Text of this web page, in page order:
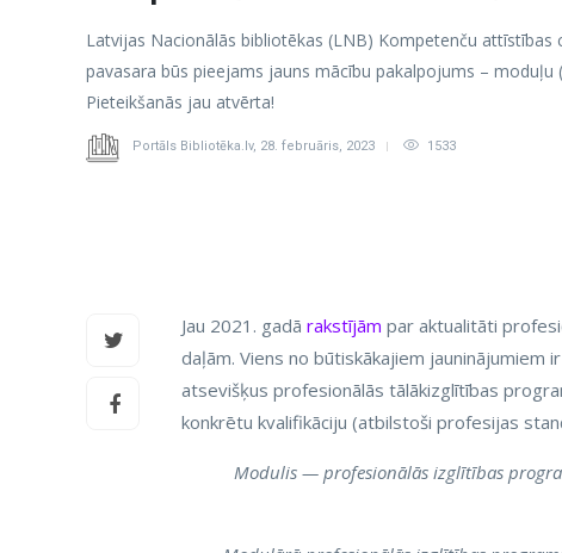
Latvijas Nacionālās bibliotēkas (LNB) Kompetenču attīstības
pavasara būs pieejams jauns mācību pakalpojums – moduļu
Pieteikšanās jau atvērta!
Portāls Bibliotēka.lv, 28. februāris, 2023 1533
Jau 2021. gadā rakstījām par aktualitāti
daļām. Viens no būtiskākajiem
atsevišķus profesionālās tālākizglītības
konkrētu kvalifikāciju (atbilstoši profesijas
Modulis — profesionālās izglītības